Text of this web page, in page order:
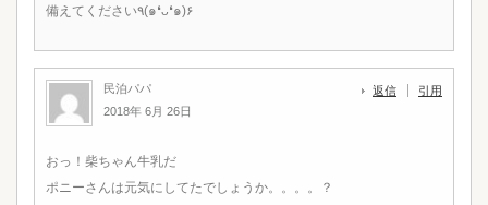
備えてください٩(๑❛ᴗ❛๑)۶
民泊パパ
2018年 6月 26日
返信 引用
おっ！柴ちゃん牛乳だ
ポニーさんは元気にしてたでしょうか。。。。？